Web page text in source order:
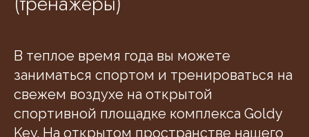
В теплое время года вы можете
заниматься спортом и тренироваться на
свежем воздухе на открытой
спортивной площадке комплекса Goldy
Key. На открытом пространстве нашего